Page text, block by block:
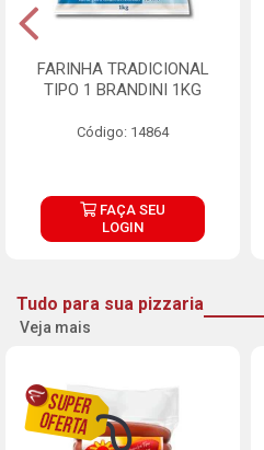
FARINHA TRADICIONAL
TIPO 1 BRANDINI 1KG
Código: 14864
FAÇA SEU
LOGIN
Tudo para sua pizzaria
Veja mais